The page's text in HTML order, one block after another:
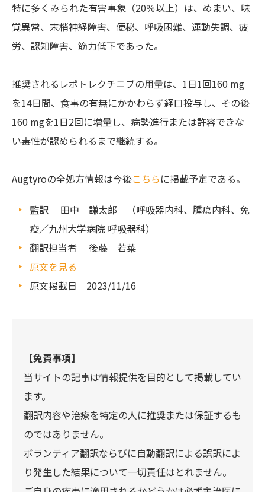
特に多くみられた有害事象（20％以上）は、めまい、味
覚異常、末梢神経障害、便秘、呼吸困難、運動失調、疲
労、認知障害、筋力低下であった。
推奨されるレポトレクチニブの用量は、1日1回160 mg
を14日間、食事の有無にかかわらず経口投与し、その後
160 mgを1日2回に増量し、病勢進行または許容できな
い毒性が認められるまで継続する。
Augtyroの全処方情報は今後こちらに掲載予定である。
監訳 田中 謙太郎 （呼吸器内科、腫瘍内科、免
疫／九州大学病院 呼吸器科）
翻訳担当者 後藤 若菜
原文を見る
原文掲載日 2023/11/16
【免責事項】
当サイトの記事は情報提供を目的として掲載してい
ます。
翻訳内容や治療を特定の人に推奨または保証するも
のではありません。
ボランティア翻訳ならびに自動翻訳による誤訳によ
り発生した結果について一切責任はとれません。